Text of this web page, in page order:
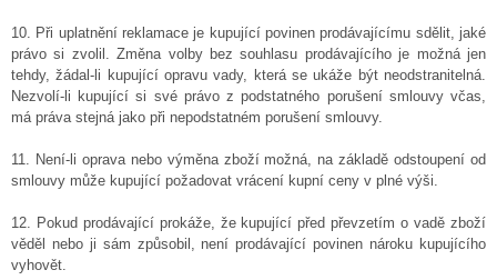
10. Při uplatnění reklamace je kupující povinen prodávajícímu sdělit, jaké
právo si zvolil. Změna volby bez souhlasu prodávajícího je možná jen
tehdy, žádal-li kupující opravu vady, která se ukáže být neodstranitelná.
Nezvolí-li kupující si své právo z podstatného porušení smlouvy včas,
má práva stejná jako při nepodstatném porušení smlouvy.
11. Není-li oprava nebo výměna zboží možná, na základě odstoupení od
smlouvy může kupující požadovat vrácení kupní ceny v plné výši.
12. Pokud prodávající prokáže, že kupující před převzetím o vadě zboží
věděl nebo ji sám způsobil, není prodávající povinen nároku kupujícího
vyhovět.